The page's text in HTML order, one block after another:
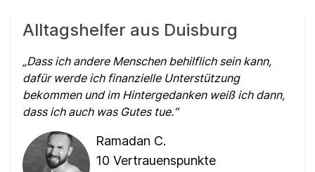
Alltagshelfer aus Duisburg
Dass ich andere Menschen behilflich sein kann,
dafür werde ich finanzielle Unterstützung
bekommen und im Hintergedanken weiß ich dann,
dass ich auch was Gutes tue.
Ramadan C.
10 Vertrauenspunkte